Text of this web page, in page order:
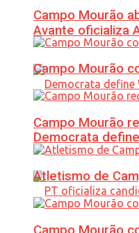
Avante oficializa
Democrata
Campo Mourão
Campo Mourão
Campo Mourão
Atletismo de